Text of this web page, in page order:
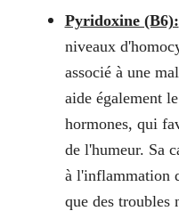
Pyridoxine (B6):
niveaux
associé à une
aide également
hormones, qui
de l'humeur. Sa
à l'inflammation
que des troubles